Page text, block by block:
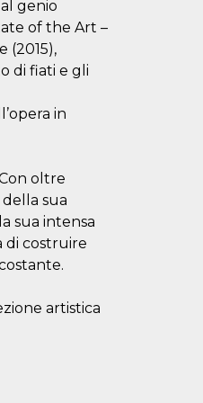
genio
of the Art –
(2015),
di fiati e gli
in
oltre
sua
sua intensa
di costruire
artistica